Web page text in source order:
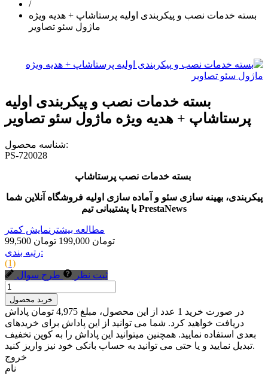
/
بسته خدمات نصب و پیکربندی اولیه پرستاشاپ + هدیه ویژه
ماژول سئو تصاویر
بسته خدمات نصب و پیکربندی اولیه
پرستاشاپ + هدیه ویژه ماژول سئو تصاویر
شناسه محصول:
PS-720028
پیکربندی، بهینه سازی سئو و آماده سازی اولیه فروشگاه آنلاین شما
با پشتیبانی تیم PrestaNews
مطالعه بیشتر نمایش کمتر
99,500 تومان 199,000 تومان
رتبه بندی:
(1)
ثبت نظر
طرح سوال
خرید محصول
در صورت خرید 1 عدد از این محصول، مبلغ 4,975 تومان پاداش
دریافت خواهید کرد. شما می توانید از این پاداش برای خریدهای
بعدی استفاده نمایید. همچنین میتوانید این پاداش را به کوپن تخفیف
تبدیل نمایید و یا حتی می توانید به حساب بانکی خود نیز واریز کنید.
خروج
نام